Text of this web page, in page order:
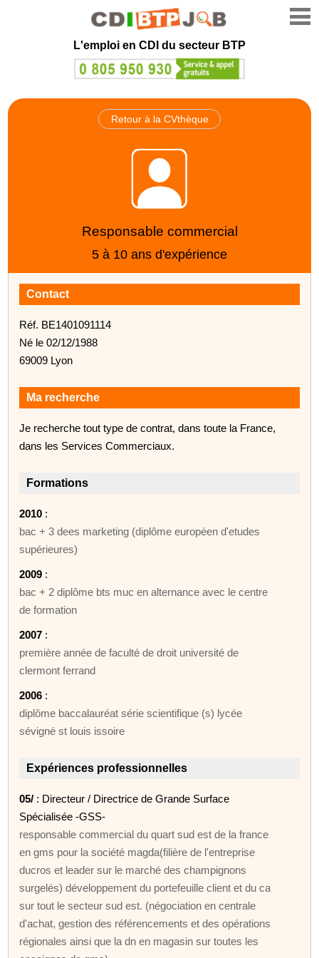
L'emploi en CDI du secteur BTP
Retour à la CVthèque
Responsable commercial
5 à 10 ans d'expérience
Contact
Réf. BE1401091114
Né le 02/12/1988
69009 Lyon
Ma recherche
Je recherche tout type de contrat, dans toute la France,
dans les Services Commerciaux.
Formations
2010 :
bac + 3 dees marketing (diplôme européen d'etudes
supérieures)
2009 :
bac + 2 diplôme bts muc en alternance avec le centre
de formation
2007 :
première année de faculté de droit université de
clermont ferrand
2006 :
diplôme baccalauréat série scientifique (s) lycée
sévigné st louis issoire
Expériences professionnelles
05/ : Directeur / Directrice de Grande Surface
Spécialisée -GSS-
responsable commercial du quart sud est de la france
en gms pour la société magda(filière de l'entreprise
ducros et leader sur le marché des champignons
surgelés) développement du portefeuille client et du ca
sur tout le secteur sud est. (négociation en centrale
d'achat, gestion des référencements et des opérations
régionales ainsi que la dn en magasin sur toutes les